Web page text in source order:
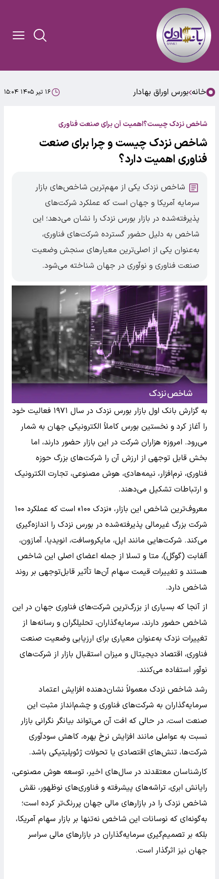
خانه بورس اوراق بهادار ۱۶ تیر ۱۴۰۵ ۱۵:۰۴
شاخص نزدک چیست؟اهمیت آن برای صنعت فناوری
شاخص نزدک چیست و چرا برای صنعت
فناوری اهمیت دارد؟
شاخص نزدک یکی از مهم‌ترین شاخص‌های بازار
سرمایه آمریکا و جهان است که عملکرد شرکت‌های
پذیرفته‌شده در بازار بورس نزدک را نشان می‌دهد؛ این
شاخص به دلیل حضور گسترده شرکت‌های فناوری،
به‌عنوان یکی از اصلی‌ترین معیارهای سنجش وضعیت
صنعت فناوری و نوآوری در جهان شناخته می‌شود.
به گزارش بانک اول بازار بورس نزدک در سال ۱۹۷۱ فعالیت خود
را آغاز کرد و نخستین بورس کاملاً الکترونیکی جهان به شمار
می‌رود. امروزه هزاران شرکت در این بازار حضور دارند، اما
بخش قابل توجهی از ارزش آن را شرکت‌های بزرگ حوزه
فناوری، نرم‌افزار، نیمه‌هادی، هوش مصنوعی، تجارت الکترونیک
و ارتباطات تشکیل می‌دهند.
معروف‌ترین شاخص این بازار، «نزدک ۱۰۰» است که عملکرد ۱۰۰
شرکت بزرگ غیرمالی پذیرفته‌شده در بورس نزدک را اندازه‌گیری
می‌کند. شرکت‌هایی مانند اپل، مایکروسافت، انویدیا، آمازون،
آلفابت (گوگل)، متا و تسلا از جمله اعضای اصلی این شاخص
هستند و تغییرات قیمت سهام آن‌ها تأثیر قابل‌توجهی بر روند
شاخص دارد.
از آنجا که بسیاری از بزرگ‌ترین شرکت‌های فناوری جهان در این
شاخص حضور دارند، سرمایه‌گذاران، تحلیلگران و رسانه‌ها از
تغییرات نزدک به‌عنوان معیاری برای ارزیابی وضعیت صنعت
فناوری، اقتصاد دیجیتال و میزان استقبال بازار از شرکت‌های
نوآور استفاده می‌کنند.
رشد شاخص نزدک معمولاً نشان‌دهنده افزایش اعتماد
سرمایه‌گذاران به شرکت‌های فناوری و چشم‌انداز مثبت این
صنعت است، در حالی که افت آن می‌تواند بیانگر نگرانی بازار
نسبت به عواملی مانند افزایش نرخ بهره، کاهش سودآوری
شرکت‌ها، تنش‌های اقتصادی یا تحولات ژئوپلیتیکی باشد.
کارشناسان معتقدند در سال‌های اخیر، توسعه هوش مصنوعی،
رایانش ابری، تراشه‌های پیشرفته و فناوری‌های نوظهور، نقش
شاخص نزدک را در بازارهای مالی جهان پررنگ‌تر کرده است؛
به‌گونه‌ای که نوسانات این شاخص نه‌تنها بر بازار سهام آمریکا،
بلکه بر تصمیم‌گیری سرمایه‌گذاران در بازارهای مالی سراسر
جهان نیز اثرگذار است.